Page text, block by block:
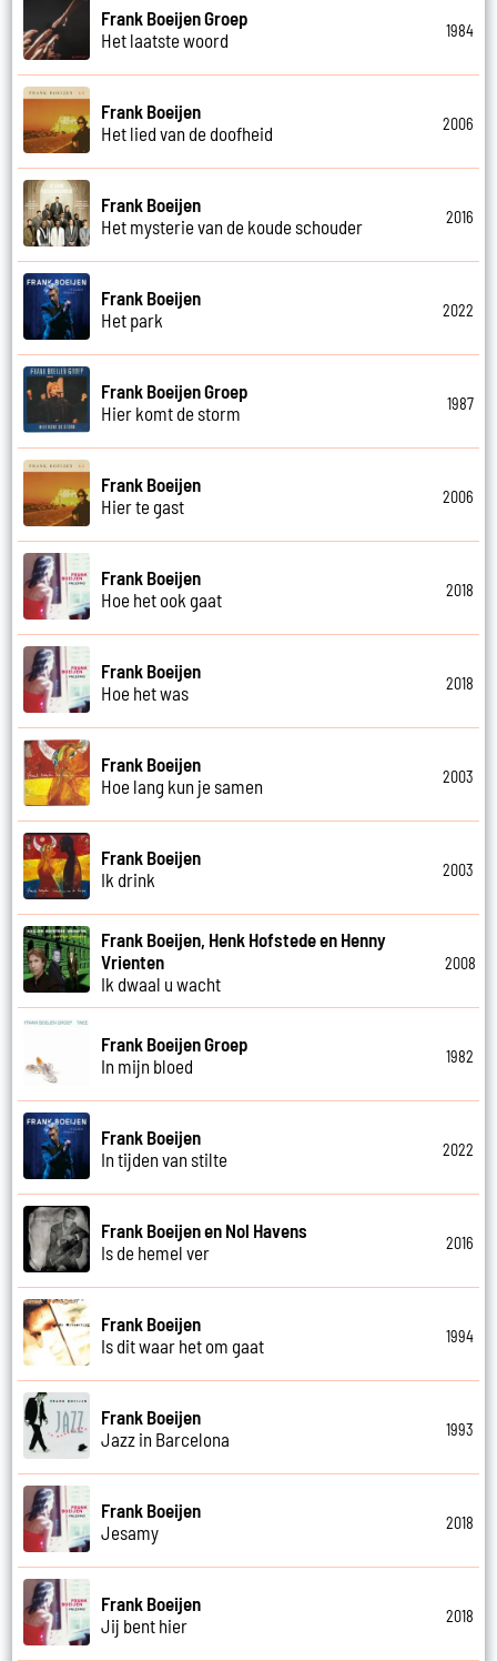
Frank Boeijen Groep
Het laatste woord
1984
Frank Boeijen
Het lied van de doofheid
2006
Frank Boeijen
Het mysterie van de koude schouder
2016
Frank Boeijen
Het park
2022
Frank Boeijen Groep
Hier komt de storm
1987
Frank Boeijen
Hier te gast
2006
Frank Boeijen
Hoe het ook gaat
2018
Frank Boeijen
Hoe het was
2018
Frank Boeijen
Hoe lang kun je samen
2003
Frank Boeijen
Ik drink
2003
Frank Boeijen, Henk Hofstede en Henny
Vrienten
Ik dwaal u wacht
2008
Frank Boeijen Groep
In mijn bloed
1982
Frank Boeijen
In tijden van stilte
2022
Frank Boeijen en Nol Havens
Is de hemel ver
2016
Frank Boeijen
Is dit waar het om gaat
1994
Frank Boeijen
Jazz in Barcelona
1993
Frank Boeijen
Jesamy
2018
Frank Boeijen
Jij bent hier
2018